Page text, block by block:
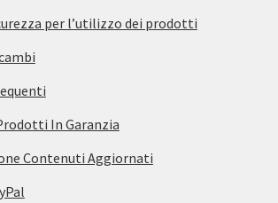
per l’utilizzo dei prodotti
In Garanzia
Contenuti Aggiornati